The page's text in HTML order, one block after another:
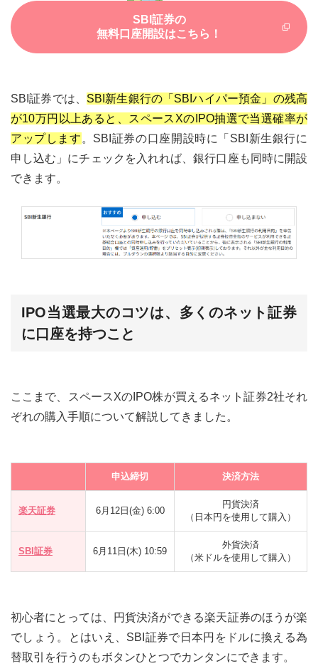
SBI証券の
無料口座開設はこちら！
SBI証券では、 SBI新生銀行の「SBIハイパー預金」の残高
が10万円以上あると、スペースXのIPO抽選で当選確率が
アップします 。SBI証券の口座開設時に「SBI新生銀行に
申し込む」にチェックを入れれば、銀行口座も同時に開設
できます。
IPO当選最大のコツは、多くのネット証券
に口座を持つこと
ここまで、スペースXのIPO株が買えるネット証券2社それ
ぞれの購入手順について解説してきました。
申込締切 決済方法
楽天証券 6月12日(金) 6:00
円貨決済
（日本円を使用して購入）
SBI証券 6月11日(木) 10:59
外貨決済
（米ドルを使用して購入）
初心者にとっては、円貨決済ができる楽天証券のほうが楽
でしょう。とはいえ、SBI証券で日本円をドルに換える為
替取引を行うのもボタンひとつでカンタンにできます。